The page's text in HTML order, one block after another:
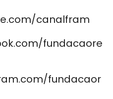
canalfram
fundacaore
fundacaor